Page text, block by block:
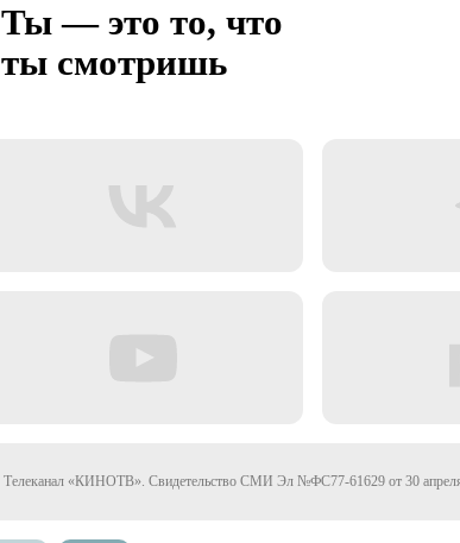
Ты — это то, что
ты смотришь
Телеканал «КИНОТВ». Свидетельство СМИ Эл №ФС77-61629 от 30